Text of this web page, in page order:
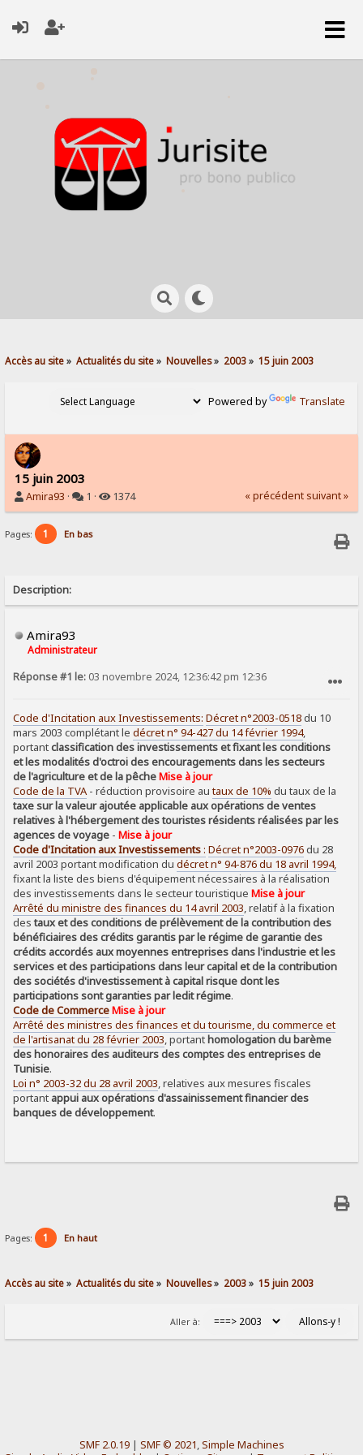
Accès au site» Actualités du site» Nouvelles» 2003» 15 juin 2003
Powered by Translate
15 juin 2003
Amira93 · 1 · 1374 « précédent suivant »
Pages: 1 En bas
Description:
Amira93
Administrateur
Réponse #1 le: 03 novembre 2024, 12:36:42 pm 12:36
Code d'Incitation aux Investissements: Décret n°2003-0518du 10
mars 2003 complétant ledécret n° 94-427 du 14 février 1994,
portantclassification des investissements et fixant les conditions
et les modalités d'octroi des encouragements dans les secteurs
de l'agriculture et de la pêcheMise à jour
Code de la TVA- réduction provisoire autaux de 10% du taux de la
taxe sur la valeur ajoutée applicable aux opérations de ventes
relatives à l'hébergement des touristes résidents réalisées par les
agences de voyage -Mise à jour
Code d'Incitation aux Investissements: Décret n°2003-0976du 28
avril 2003 portant modification dudécret n° 94-876 du 18 avril 1994,
fixant la liste des biens d'équipement nécessaires à la réalisation
des investissements dans le secteur touristique Mise à jour
Arrêté du ministre des finances du 14 avril 2003, relatif à la fixation
destaux et des conditions de prélèvement de la contribution des
bénéficiaires des crédits garantis par le régime de garantie des
crédits accordés aux moyennes entreprises dans l'industrie et les
services et des participations dans leur capital et de la contribution
des sociétés d'investissement à capital risque dont les
participations sont garanties par ledit régime.
Code de CommerceMise à jour
Arrêté des ministres des finances et du tourisme, du commerce et
de l'artisanat du 28 février 2003, portant homologation du barème
des honoraires des auditeurs des comptes des entreprises de
Tunisie.
Loi n° 2003-32 du 28 avril 2003, relatives aux mesures fiscales
portant appui aux opérations d'assainissement financier des
banques de développement.
Pages: 1 En haut
Accès au site» Actualités du site» Nouvelles» 2003» 15 juin 2003
Aller à:
SMF 2.0.19| SMF © 2021,Simple Machines